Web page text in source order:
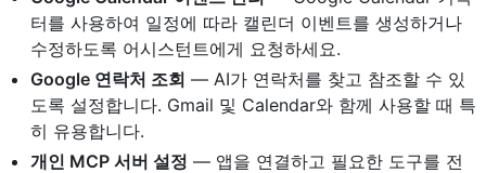
터를 사용하여 일정에 따라 캘린더 이벤트를 생성하거나
수정하도록 어시스턴트에게 요청하세요.
Google 연락처 조회 — AI가 연락처를 찾고 참조할 수 있
도록 설정합니다. Gmail 및 Calendar와 함께 사용할 때 특
히 유용합니다.
개인 MCP 서버 설정 — 앱을 연결하고 필요한 도구를 전